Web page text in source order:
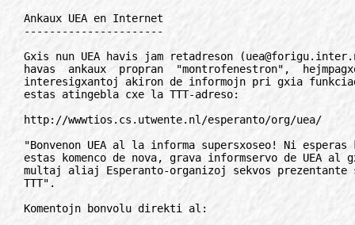
Ankaux UEA en Internet
----------------------
Gxis nun UEA havis jam retadreson
havas  ankaux  propran  "montrofenestron",
interesigxantoj akiron de informojn pri gxia
estas atingebla cxe la TTT-adreso:
http://wwwtios.cs.utwente.nl/esperanto/org/uea/
"Bonvenon UEA al la informa supersxoseo! Ni
estas komenco de nova, grava informservo de UEA al
multaj aliaj Esperanto-organizoj sekvos
TTT".
Komentojn bonvolu direkti al: